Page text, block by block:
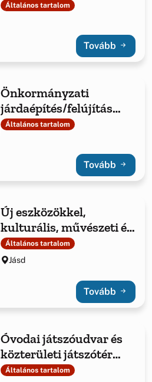
eszközbeszerzés és
bértámogatása – 2021.
MFP-KEB/2021
Általános tartalom
Tovább
Önkormányzati
járdaépítés/felújítás
anyagtámogatása
Általános tartalom
Tovább
Új eszközökkel,
kulturális, művészeti és
egészségmegőrző
rendezvényekkel az
projekt azonosító
száma: 3407244211
Általános tartalom
Jásd
Tovább
Óvodai játszóudvar és
közterületi játszótér
fejlesztése 2021 MFP-
Általános tartalom